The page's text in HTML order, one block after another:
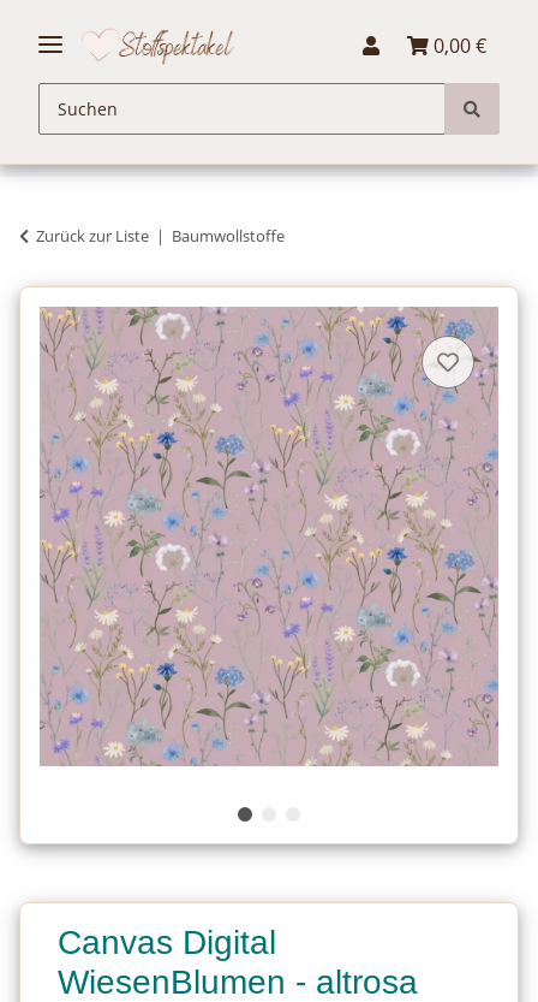
0,00 €
Zurück zur Liste Baumwollstoffe
Canvas Digital
WiesenBlumen - altrosa